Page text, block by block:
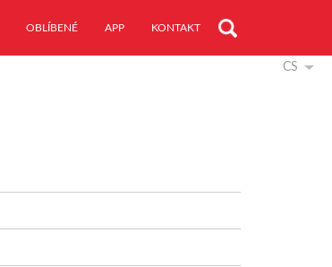
OBLÍBENÉ APP KONTAKT
CS